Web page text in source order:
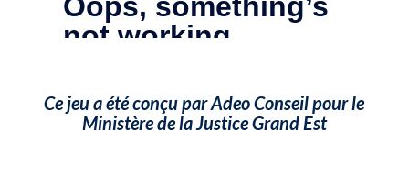
Ce jeu a été conçu par Adeo Conseil pour le
Ministère de la Justice Grand Est